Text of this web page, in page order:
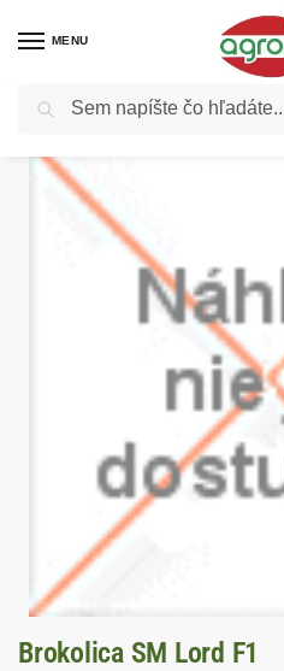
MENU
Domov Semená - osivá / Osivá zelenín
Brokolica SM Lord F1